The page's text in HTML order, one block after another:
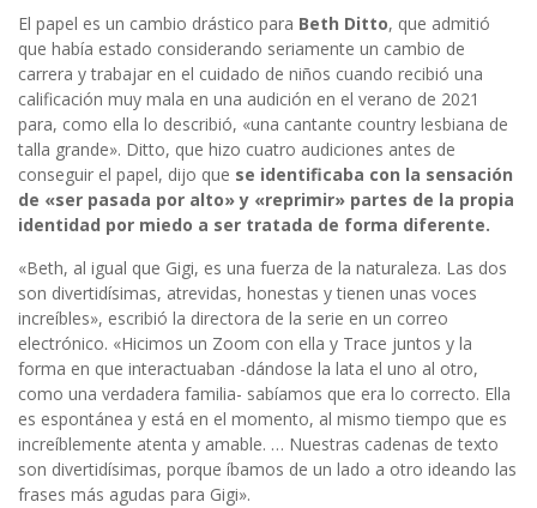
El papel es un cambio drástico para Beth Ditto, que admitió
que había estado considerando seriamente un cambio de
carrera y trabajar en el cuidado de niños cuando recibió una
calificación muy mala en una audición en el verano de 2021
para, como ella lo describió, «una cantante country lesbiana de
talla grande». Ditto, que hizo cuatro audiciones antes de
conseguir el papel, dijo que se identificaba con la sensación
de «ser pasada por alto» y «reprimir» partes de la propia
identidad por miedo a ser tratada de forma diferente.
«Beth, al igual que Gigi, es una fuerza de la naturaleza. Las dos
son divertidísimas, atrevidas, honestas y tienen unas voces
increíbles», escribió la directora de la serie en un correo
electrónico. «Hicimos un Zoom con ella y Trace juntos y la
forma en que interactuaban -dándose la lata el uno al otro,
como una verdadera familia- sabíamos que era lo correcto. Ella
es espontánea y está en el momento, al mismo tiempo que es
increíblemente atenta y amable. … Nuestras cadenas de texto
son divertidísimas, porque íbamos de un lado a otro ideando las
frases más agudas para Gigi».